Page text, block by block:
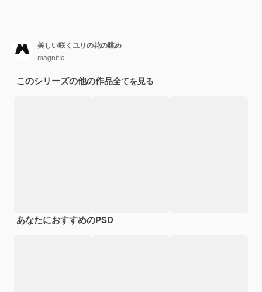
美しい咲くユリの花の眺め
magnific
このシリーズの他の作品全てを見る
あなたにおすすめのPSD